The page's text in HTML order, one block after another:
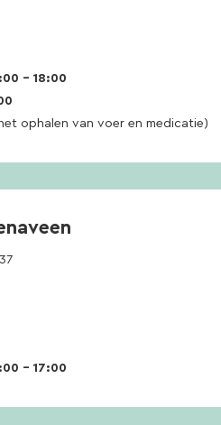
– 18:00
ophalen van voer en medicatie)
– 17:00